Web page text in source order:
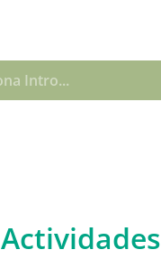
Actividades